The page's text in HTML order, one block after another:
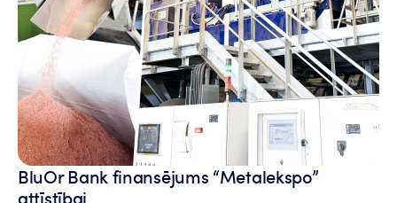
BluOr Bank finansējums “Metalekspo”
attīstībai